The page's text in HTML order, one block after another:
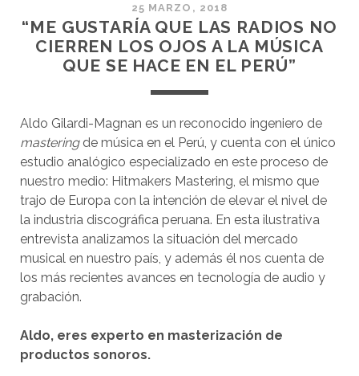
25 MARZO, 2018
“ME GUSTARÍA QUE LAS RADIOS NO
CIERREN LOS OJOS A LA MÚSICA
QUE SE HACE EN EL PERÚ”
Aldo Gilardi-Magnan es un reconocido ingeniero de
masteringde música en el Perú, y cuenta con el único
estudio analógico especializado en este proceso de
nuestro medio: Hitmakers Mastering, el mismo que
trajo de Europa con la intención de elevar el nivel de
la industria discográfica peruana. En esta ilustrativa
entrevista analizamos la situación del mercado
musical en nuestro país, y además él nos cuenta de
los más recientes avances en tecnología de audio y
grabación.
Aldo, eres experto en masterización de
productos sonoros.